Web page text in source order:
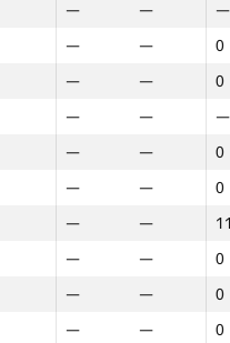
— —
—
— —
0
— —
0
— —
—
— —
0
— —
0
— —
— —
0
— —
0
— —
0
— —
—
— —
0
— —
0
— —
—
— —
0
— —
0
— —
— —
0
— —
0
— —
0